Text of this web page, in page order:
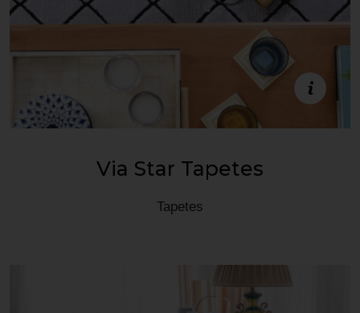
Estande A02
Via Star Tapetes
Tapetes